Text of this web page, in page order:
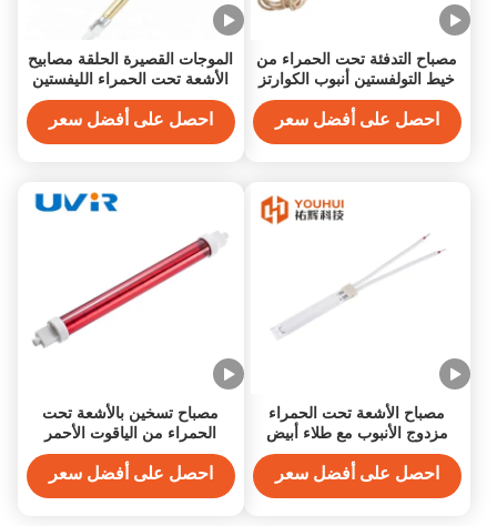
مصباح التدفئة تحت الحمراء من
خيط التولفستين أنبوب الكوارتز
من النوع L
احصل على أفضل سعر
الموجات القصيرة الحلقة مصابيح
الأشعة تحت الحمراء الليفستين
الخيط الكوارتز الزجاج
احصل على أفضل سعر
مصباح الأشعة تحت الحمراء
مزدوج الأنبوب مع طلاء أبيض
ثانية وقوة 200-4000 واط
احصل على أفضل سعر
مصباح تسخين بالأشعة تحت
الحمراء من الياقوت الأحمر
بطول 1500 مم، قاعدة R7ST
احصل على أفضل سعر